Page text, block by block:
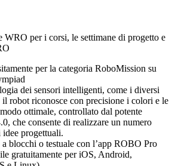
WRO per i corsi, le settimane di progetto e
per la categoria RoboMission su
dei sensori intelligenti, come i diversi
robot riconosce con precisione i colori e le
ottimale, controllato dal potente
che consente di realizzare un numero
progettuali.
blocchi o testuale con l’app ROBO Pro
gratuitamente per iOS, Android,